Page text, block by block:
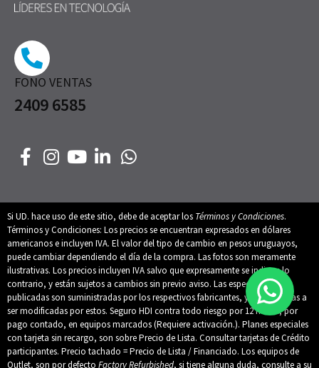
FONO VENTAS
2409 6585
Si UD. hace uso de este sitio, debe de aceptar los Términos y Condiciones.
Términos y Condiciones: Los precios se encuentran expresados en dólares
americanos e incluyen IVA. El valor del tipo de cambio en pesos uruguayos,
puede cambiar dependiendo el día de la compra. Las fotos son meramente
ilustrativas. Los precios incluyen IVA salvo que expresamente se indique lo
contrario, y están sujetos a cambios sin previo aviso. Las especificaciones
publicadas son suministradas por los respectivos fabricantes, y están sujetas a
ser modificadas por estos. Seguro HDI contra todo riesgo por 12 meses, por
pago contado, en equipos marcados (Requiere activación.). Planes especiales
con tarjeta sin recargo, son sobre Precio de Lista. Consultar tarjetas de Crédito
participantes. Precio tachado = Precio de Lista / Financiado. Los equipos de
Outlet, son por defecto Factory Refurbished, si tiene alguna duda, consulte a su